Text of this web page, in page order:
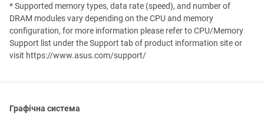
* Supported memory types, data rate (speed), and number of
DRAM modules vary depending on the CPU and memory
configuration, for more information please refer to CPU/Memory
Support list under the Support tab of product information site or
visit https://www.asus.com/support/
Графічна система